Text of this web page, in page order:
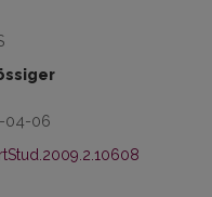
04-06